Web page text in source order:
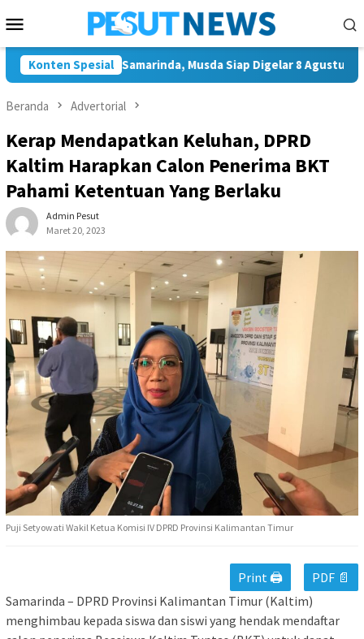
ke
Mobile
Konten Spesial
Golkar Samarinda, Musda Siap Digelar 8 Agustus 2026
Beranda Advertorial
Kerap Mendapatkan Keluhan, DPRD
Kaltim Harapkan Calon Penerima BKT
Pahami Ketentuan Yang Berlaku
Admin Pesut
Maret 20, 2023
Puji Setyowati Wakil Ketua Komisi IV DPRD Provinsi Kalimantan Timur
Print 🖨
PDF 📄
Samarinda – DPRD Provinsi Kalimantan Timur (Kaltim)
menghimbau kepada siswa dan siswi yang hendak mendaftar